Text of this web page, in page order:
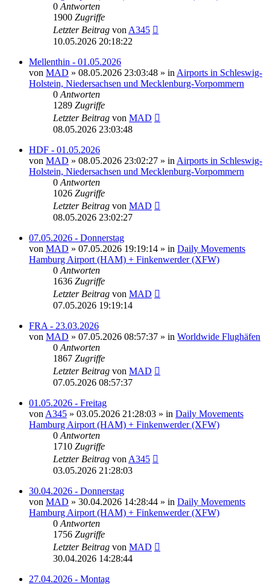
0 Antworten
1900 Zugriffe
Letzter Beitrag von A345
10.05.2026 20:18:22
Mellenthin - 01.05.2026
von MAD » 08.05.2026 23:03:48 » in Airports in Schleswig-
Holstein, Niedersachsen und Mecklenburg-Vorpommern
0 Antworten
1289 Zugriffe
Letzter Beitrag von MAD
08.05.2026 23:03:48
HDF - 01.05.2026
von MAD » 08.05.2026 23:02:27 » in Airports in Schleswig-
Holstein, Niedersachsen und Mecklenburg-Vorpommern
0 Antworten
1026 Zugriffe
Letzter Beitrag von MAD
08.05.2026 23:02:27
07.05.2026 - Donnerstag
von MAD » 07.05.2026 19:19:14 » in Daily Movements
Hamburg Airport (HAM) + Finkenwerder (XFW)
0 Antworten
1636 Zugriffe
Letzter Beitrag von MAD
07.05.2026 19:19:14
FRA - 23.03.2026
von MAD » 07.05.2026 08:57:37 » in Worldwide Flughäfen
0 Antworten
1867 Zugriffe
Letzter Beitrag von MAD
07.05.2026 08:57:37
01.05.2026 - Freitag
von A345 » 03.05.2026 21:28:03 » in Daily Movements
Hamburg Airport (HAM) + Finkenwerder (XFW)
0 Antworten
1710 Zugriffe
Letzter Beitrag von A345
03.05.2026 21:28:03
30.04.2026 - Donnerstag
von MAD » 30.04.2026 14:28:44 » in Daily Movements
Hamburg Airport (HAM) + Finkenwerder (XFW)
0 Antworten
1756 Zugriffe
Letzter Beitrag von MAD
30.04.2026 14:28:44
27.04.2026 - Montag